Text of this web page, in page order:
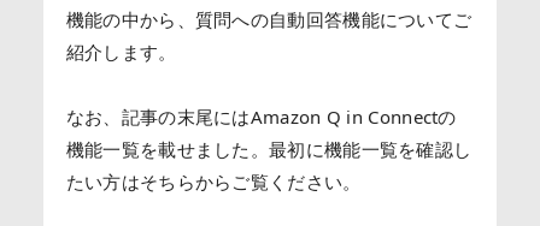
機能の中から、質問への自動回答機能についてご
紹介します。
なお、記事の末尾にはAmazon Q in Connectの
機能一覧を載せました。最初に機能一覧を確認し
たい方はそちらからご覧ください。